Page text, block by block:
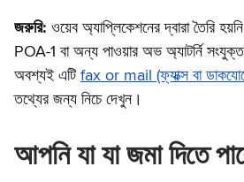
জরুরি: ওয়েব অ্যাপ্লিকেশনের দ্বারা তৈরি
POA-1 বা অন্য পাওয়ার অভ অ্যাটর্নি
অবশ্যই এটি fax or mail (ফ্যাক্স বা
তথ্যের জন্য নিচে দেখুন।
আপনি যা যা জমা দিতে